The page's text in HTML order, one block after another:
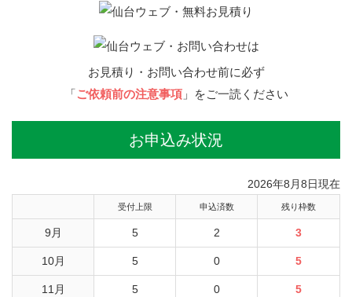
お見積り・お問い合わせ前に必ず
「ご依頼前の注意事項」をご一読ください
お申込み状況
2026年8月8日現在
受付上限 申込済数 残り枠数
9月 5 2 3
10月 5 0 5
11月 5 0 5